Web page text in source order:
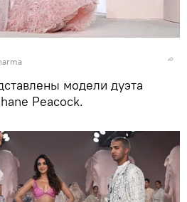
модели дуэта
Peacock.